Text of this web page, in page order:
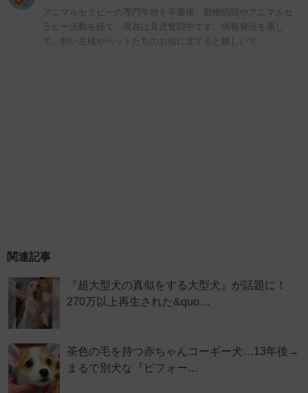
アニマルセラピーの専門学校を卒業後、動物病院やアニマルセ
ラピー活動を経て、現在は育児奮闘中です。情報発信を通し
て、飼い主様やペットたちのお役に立てると嬉しいで…
関連記事
『超大型犬の真似をする大型犬』が話題に！
270万以上再生された&quo…
茶色の毛を持つ赤ちゃんコーギー犬…13年後→
まるで別犬な『ビフォー…